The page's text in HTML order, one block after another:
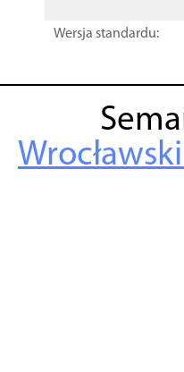
Wersja standardu: